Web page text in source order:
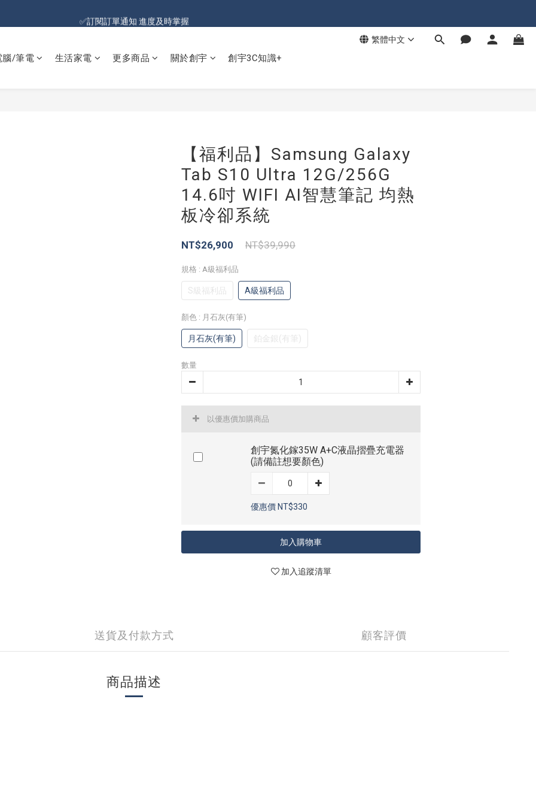
繁體中文
腦/筆電 生活家電 更多商品 關於創宇 創宇3C知識+
【福利品】Samsung Galaxy
Tab S10 Ultra 12G/256G
14.6吋 WIFI AI智慧筆記 均熱
板冷卻系統
NT$39,990
NT$26,900
規格 : A級福利品
S級福利品 A級福利品
顏色 : 月石灰(有筆)
月石灰(有筆) 鉑金銀(有筆)
數量
以優惠價加購商品
創宇氮化鎵35W A+C液晶摺疊充電器
(請備註想要顏色)
優惠價 NT$330
加入購物車
加入追蹤清單
送貨及付款方式 顧客評價
商品描述